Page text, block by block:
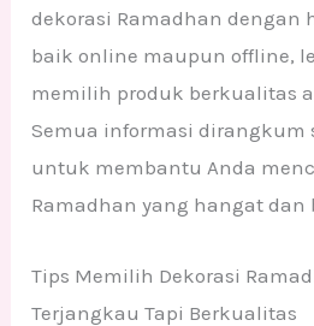
dekorasi Ramadhan dengan
baik online maupun offline,
memilih produk berkualitas
Semua informasi dirangkum
untuk membantu Anda
Ramadhan yang hangat dan
Tips Memilih Dekorasi
Terjangkau Tapi Berkualitas